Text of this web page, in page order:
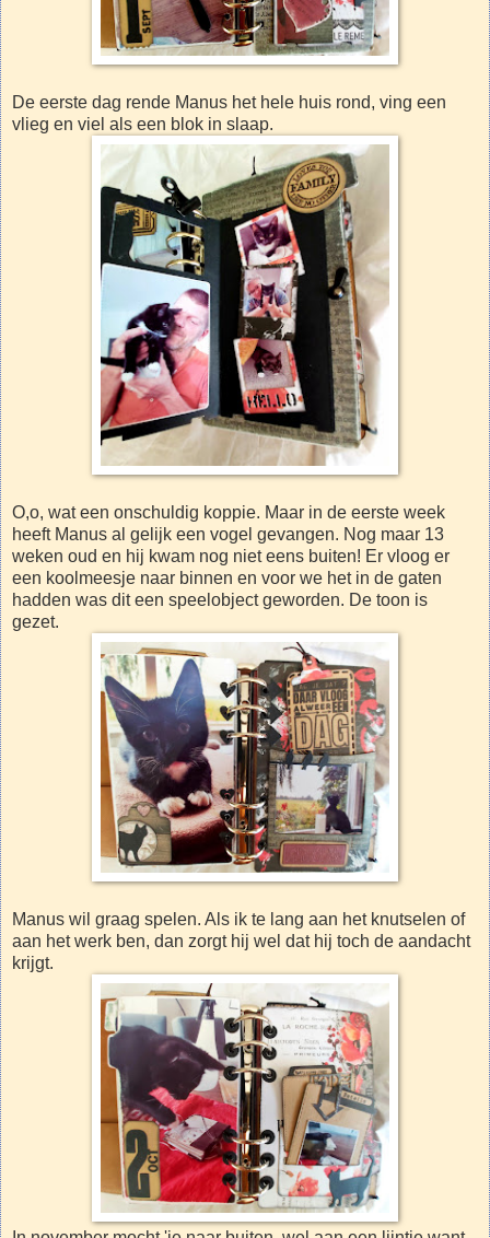
De eerste dag rende Manus het hele huis rond, ving een
vlieg en viel als een blok in slaap.
O,o, wat een onschuldig koppie. Maar in de eerste week
heeft Manus al gelijk een vogel gevangen. Nog maar 13
weken oud en hij kwam nog niet eens buiten! Er vloog er
een koolmeesje naar binnen en voor we het in de gaten
hadden was dit een speelobject geworden. De toon is
gezet.
Manus wil graag spelen. Als ik te lang aan het knutselen of
aan het werk ben, dan zorgt hij wel dat hij toch de aandacht
krijgt.